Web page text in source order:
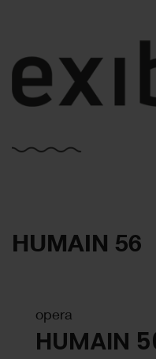
HUMAIN 56
opera
HUMAIN